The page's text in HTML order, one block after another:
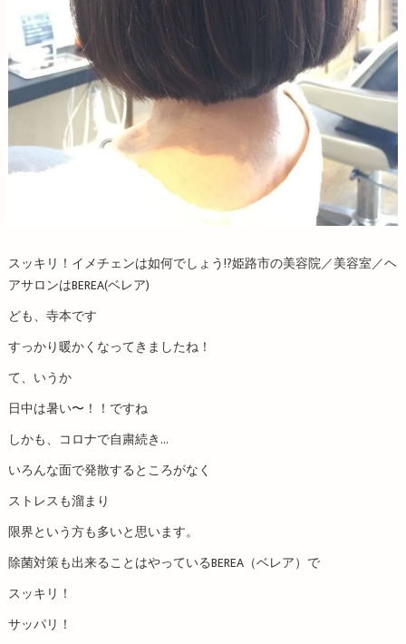
スッキリ！イメチェンは如何でしょう!?姫路市の美容院／美容室／ヘ
アサロンはBEREA(ベレア)
ども、寺本です
すっかり暖かくなってきましたね！
て、いうか
日中は暑い〜！！ですね
しかも、コロナで自粛続き...
いろんな面で発散するところがなく
ストレスも溜まり
限界という方も多いと思います。
除菌対策も出来ることはやっているBEREA（ベレア）で
スッキリ！
サッパリ！